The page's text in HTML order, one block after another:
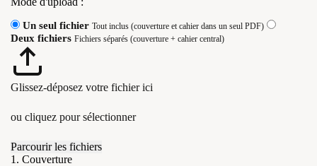
Un seul fichier Tout inclus (couverture et cahier dans un seul PDF)
Deux fichiers Fichiers séparés (couverture + cahier central)
Glissez-déposez votre fichier ici
ou cliquez pour sélectionner
Parcourir les fichiers
1. Couverture